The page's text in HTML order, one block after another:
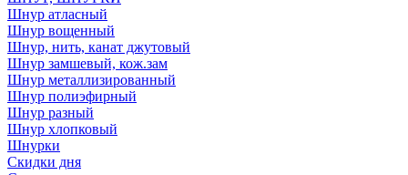
Шнур атласный
Шнур вощенный
Шнур, нить, канат джутовый
Шнур замшевый, кож.зам
Шнур металлизированный
Шнур полиэфирный
Шнур разный
Шнур хлопковый
Шнурки
Скидки дня